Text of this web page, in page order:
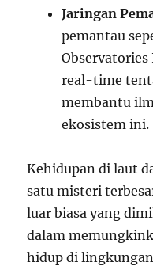
Jaringan
pemantau
real-time
membantu
ekosistem ini.
Kehidupan di laut
satu misteri
luar biasa yang
dalam
hidup di